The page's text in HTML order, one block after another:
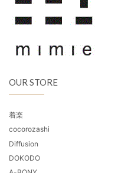
OUR STORE
着楽
cocorozashi
Diffusion
DOKODO